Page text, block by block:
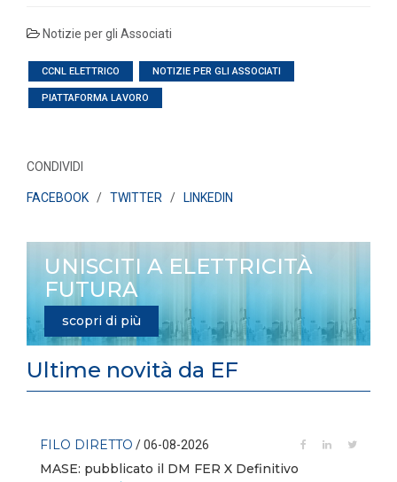
Notizie per gli Associati
CCNL ELETTRICO NOTIZIE PER GLI ASSOCIATI
PIATTAFORMA LAVORO
CONDIVIDI
FACEBOOK / TWITTER / LINKEDIN
UNISCITI A ELETTRICITÀ
FUTURA
scopri di più
Ultime novità da EF
FILO DIRETTO / 06-08-2026
MASE: pubblicato il DM FER X Definitivo